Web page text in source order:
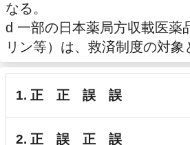
なる。
d 一部の日本薬局方収載医薬
リン等）は、救済制度の対象
1. 正 正 誤 誤
2. 正 誤 正 誤